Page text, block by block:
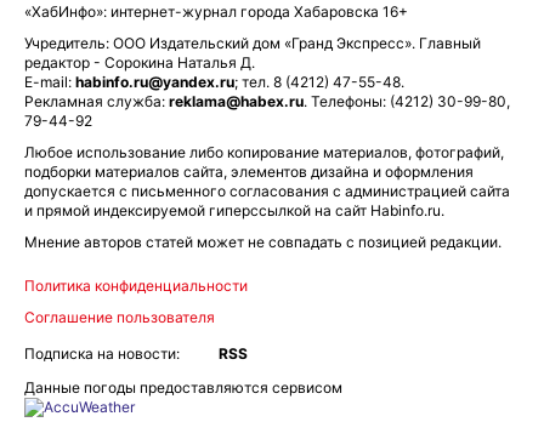
«ХабИнфо»: интернет-журнал города Хабаровска 16+
Учредитель: ООО Издательский дом «Гранд Экспресс». Главный
редактор - Сорокина Наталья Д.
E-mail: habinfo.ru@yandex.ru; тел. 8 (4212) 47-55-48.
Рекламная служба: reklama@habex.ru. Телефоны: (4212) 30-99-80,
79-44-92
Любое использование либо копирование материалов, фотографий,
подборки материалов сайта, элементов дизайна и оформления
допускается с письменного согласования с администрацией сайта
и прямой индексируемой гиперссылкой на сайт Habinfo.ru.
Мнение авторов статей может не совпадать с позицией редакции.
Политика конфиденциальности
Соглашение пользователя
Подписка на новости:
RSS
Данные погоды предоставляются сервисом